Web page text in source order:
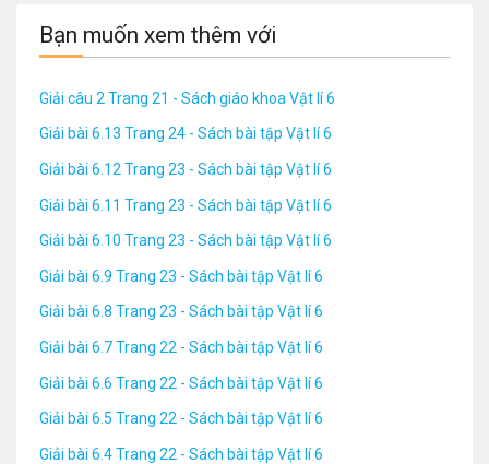
Bạn muốn xem thêm với
Giải câu 2 Trang 21 - Sách giáo khoa Vật lí 6
Giải bài 6.13 Trang 24 - Sách bài tập Vật lí 6
Giải bài 6.12 Trang 23 - Sách bài tập Vật lí 6
Giải bài 6.11 Trang 23 - Sách bài tập Vật lí 6
Giải bài 6.10 Trang 23 - Sách bài tập Vật lí 6
Giải bài 6.9 Trang 23 - Sách bài tập Vật lí 6
Giải bài 6.8 Trang 23 - Sách bài tập Vật lí 6
Giải bài 6.7 Trang 22 - Sách bài tập Vật lí 6
Giải bài 6.6 Trang 22 - Sách bài tập Vật lí 6
Giải bài 6.5 Trang 22 - Sách bài tập Vật lí 6
Giải bài 6.4 Trang 22 - Sách bài tập Vật lí 6